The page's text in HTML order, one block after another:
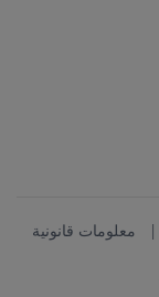
معلومات قانونية